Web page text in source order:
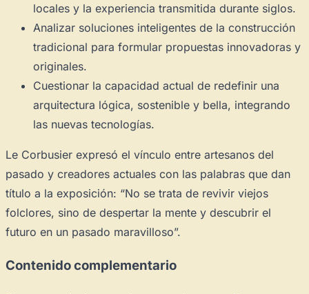
locales y la experiencia transmitida durante siglos.
Analizar soluciones inteligentes de la construcción
tradicional para formular propuestas innovadoras y
originales.
Cuestionar la capacidad actual de redefinir una
arquitectura lógica, sostenible y bella, integrando
las nuevas tecnologías.
Le Corbusier expresó el vínculo entre artesanos del
pasado y creadores actuales con las palabras que dan
título a la exposición: “No se trata de revivir viejos
folclores, sino de despertar la mente y descubrir el
futuro en un pasado maravilloso”.
Contenido complementario